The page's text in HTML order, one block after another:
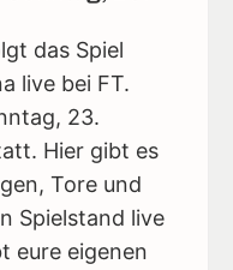
das Spiel
live bei FT.
23.
Hier gibt es
Tore und
Spielstand live
eure eigenen